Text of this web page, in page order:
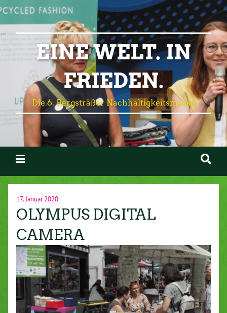
EINE WELT. IN
FRIEDEN.
Die 6. Bergsträßer Nachhaltigkeitsmesse
17. Januar 2020
OLYMPUS DIGITAL
CAMERA